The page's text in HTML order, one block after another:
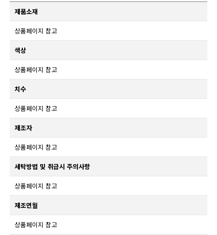
제품소재
상품페이지 참고
색상
상품페이지 참고
치수
상품페이지 참고
제조자
상품페이지 참고
세탁방법 및 취급시 주의사항
상품페이지 참고
제조연월
상품페이지 참고